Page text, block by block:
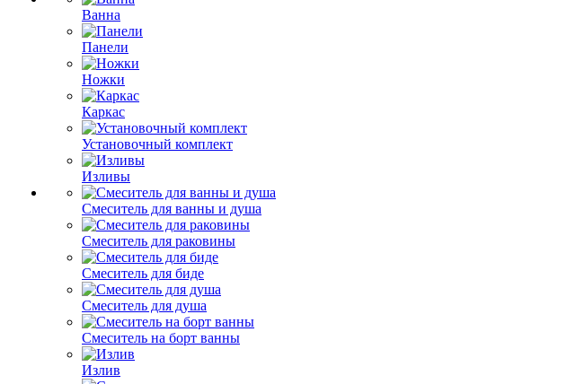
Ванна
Панели
Ножки
Каркас
Установочный комплект
Изливы
Смеситель для ванны и душа
Смеситель для раковины
Смеситель для биде
Смеситель для душа
Смеситель на борт ванны
Излив